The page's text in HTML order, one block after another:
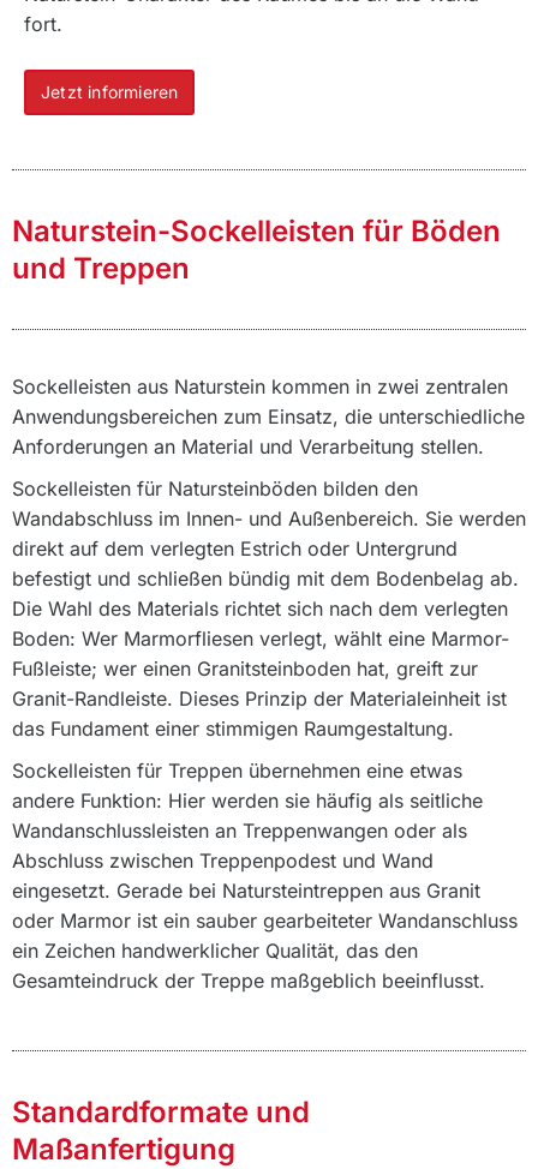
fort.
Jetzt informieren
Naturstein-Sockelleisten für Böden
und Treppen
Sockelleisten aus Naturstein kommen in zwei zentralen
Anwendungsbereichen zum Einsatz, die unterschiedliche
Anforderungen an Material und Verarbeitung stellen.
Sockelleisten für Natursteinböden bilden den
Wandabschluss im Innen- und Außenbereich. Sie werden
direkt auf dem verlegten Estrich oder Untergrund
befestigt und schließen bündig mit dem Bodenbelag ab.
Die Wahl des Materials richtet sich nach dem verlegten
Boden: Wer Marmorfliesen verlegt, wählt eine Marmor-
Fußleiste; wer einen Granitsteinboden hat, greift zur
Granit-Randleiste. Dieses Prinzip der Materialeinheit ist
das Fundament einer stimmigen Raumgestaltung.
Sockelleisten für Treppen übernehmen eine etwas
andere Funktion: Hier werden sie häufig als seitliche
Wandanschlussleisten an Treppenwangen oder als
Abschluss zwischen Treppenpodest und Wand
eingesetzt. Gerade bei Natursteintreppen aus Granit
oder Marmor ist ein sauber gearbeiteter Wandanschluss
ein Zeichen handwerklicher Qualität, das den
Gesamteindruck der Treppe maßgeblich beeinflusst.
Standardformate und
Maßanfertigung